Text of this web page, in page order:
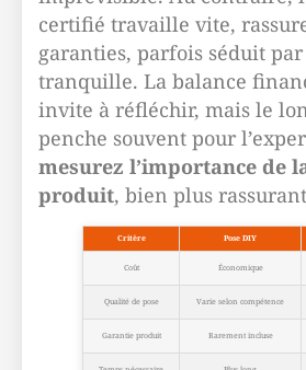
certifié travaille vite,
garanties, parfois séduit
tranquille. La balance
invite à réfléchir, mais le
penche souvent pour
mesurez l’importance de
produit, bien plus
Critère Pose DIY
Coût Économique
Qualité de pose Varie selon compétence
Garantie produit Rarement incluse